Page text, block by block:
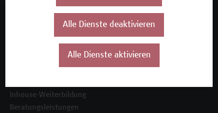
Inhouse-Weiterbildung
Beratungsleistungen
Alle Dienste deaktivieren
Alle Dienste aktivieren